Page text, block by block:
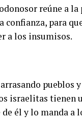
reúne a
confianza, para
a los insumisos.
pueblos
israelitas tienen
él y lo manda a